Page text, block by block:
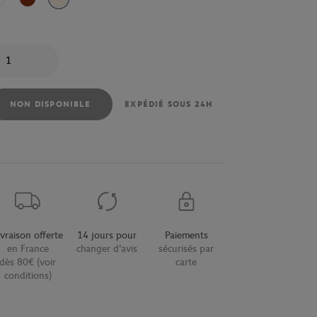
Havane Beige
NON DISPONIBLE EXPÉDIÉ SOUS 24H
offerte
en France
dès 80€ (voir
conditions)
14 jours pour
changer d'avis
Paiements
sécurisés par
carte